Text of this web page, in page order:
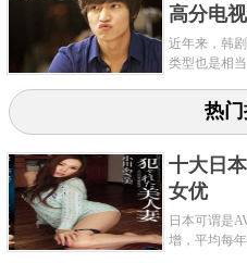
高分电
近年来，韩
类型也是相
热
十大日
女优
日本可谓是
增，平均每